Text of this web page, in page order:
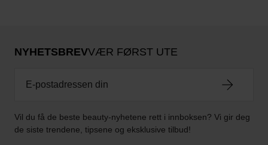
NYHETSBREVVÆR FØRST UTE
Vil du få de beste beauty-nyhetene rett i innboksen? Vi gir deg
de siste trendene, tipsene og eksklusive tilbud!